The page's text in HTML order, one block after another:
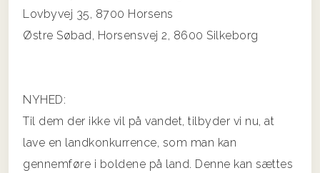
Lovbyvej 35, 8700 Horsens
Østre Søbad, Horsensvej 2, 8600 Silkeborg
NYHED:
Til dem der ikke vil på vandet, tilbyder vi nu, at
lave en landkonkurrence, som man kan
gennemføre i boldene på land. Denne kan sættes